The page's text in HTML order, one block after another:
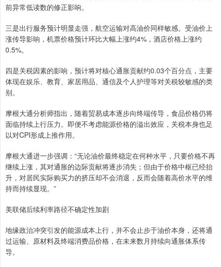
前异常低读数的修正影响。
三是出行服务预计明显走强，航空运输对高油价同样敏感。受油价上
涨传导影响，机票价格预计环比大幅上涨约4%，酒店价格上涨约
0.5%。
四是关税因素的影响，预计将对核心通胀贡献约0.03个百分点，主要
体现在娱乐、教育、家居用品、通信及个人护理等对关税较敏感的类
别。
摩根大通分析师指出，随着贸易成本逐步向终端传导，食品价格仍将
面临持续上行压力。即便不考虑能源价格的溢出效应，关税本身也足
以对CPI形成上推作用。
摩根大通进一步强调：“无论油价最终稳定在何种水平，只要价格不再
继续上涨，其对通胀的边际贡献将逐步消失；但由于价格中枢已经抬
升，对居民实际购买力的挤压却不会消退，反而会随着高价水平的维
持而持续显现。”
美联储后续利率路径不确定性加剧
地缘政治冲突引发的能源成本上行，并不会止步于油价本身，还将通
过运输、原材料及终端消费品价格，在未来数月持续向通胀体系传
导。